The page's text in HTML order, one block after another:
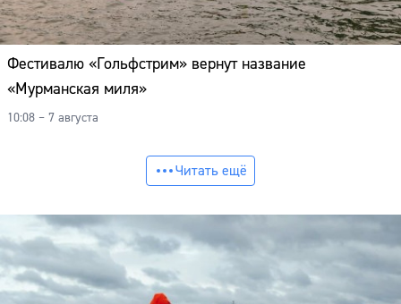
Фестивалю «Гольфстрим» вернут название
«Мурманская миля»
10:08 – 7 августа
Читать ещё